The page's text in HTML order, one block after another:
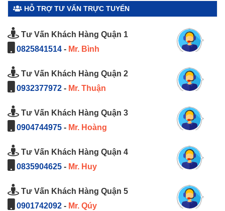
HỖ TRỢ TƯ VẤN TRỰC TUYẾN
Tư Vấn Khách Hàng Quận 1
0825841514 - Mr. Bình
Tư Vấn Khách Hàng Quận 2
0932377972 - Mr. Thuận
Tư Vấn Khách Hàng Quận 3
0904744975 - Mr. Hoàng
Tư Vấn Khách Hàng Quận 4
0835904625 - Mr. Huy
Tư Vấn Khách Hàng Quận 5
0901742092 - Mr. Qúy